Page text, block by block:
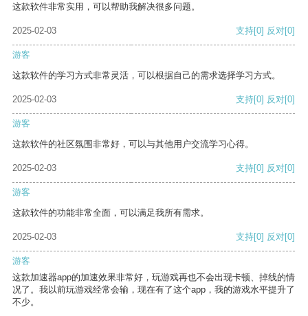
这款软件非常实用，可以帮助我解决很多问题。
2025-02-03 支持[0] 反对[0]
游客
这款软件的学习方式非常灵活，可以根据自己的需求选择学习方式。
2025-02-03 支持[0] 反对[0]
游客
这款软件的社区氛围非常好，可以与其他用户交流学习心得。
2025-02-03 支持[0] 反对[0]
游客
这款软件的功能非常全面，可以满足我所有需求。
2025-02-03 支持[0] 反对[0]
游客
这款加速器app的加速效果非常好，玩游戏再也不会出现卡顿、掉线的情
况了。我以前玩游戏经常会输，现在有了这个app，我的游戏水平提升了
不少。